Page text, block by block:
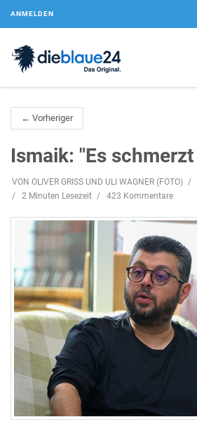
ANMELDEN
← Vorheriger
Ismaik: "Es
VON OLIVER GRISS UND ULI WAGNER (FOTO)
2 Minuten Lesezeit
423 Kommentare